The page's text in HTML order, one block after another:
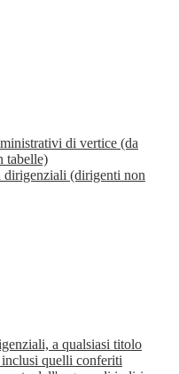
di vertice (da
tabelle)
(dirigenti non
a qualsiasi titolo
quelli conferiti